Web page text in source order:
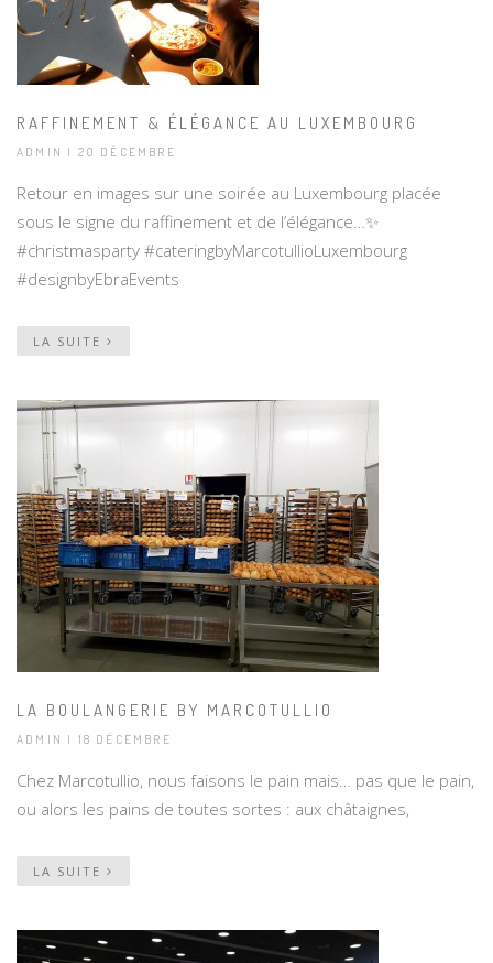
RAFFINEMENT & ÉLÉGANCE AU LUXEMBOURG
ADMIN | 20 DÉCEMBRE
Retour en images sur une soirée au Luxembourg placée
sous le signe du raffinement et de l’élégance…✨
#christmasparty #cateringbyMarcotullioLuxembourg
#designbyEbraEvents
LA SUITE
LA BOULANGERIE BY MARCOTULLIO
ADMIN | 18 DÉCEMBRE
Chez Marcotullio, nous faisons le pain mais… pas que le pain,
ou alors les pains de toutes sortes : aux châtaignes,
LA SUITE